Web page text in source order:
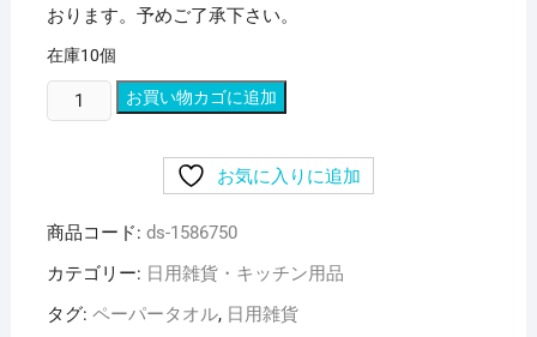
おります。予めご了承下さい。
在庫10個
と
製
紙
ュ
お買い物カゴに追加
お気に入りに追加
商品コード: ds-1586750
カテゴリー: 日用雑貨・キッチン用品
タグ: ペーパータオル, 日用雑貨